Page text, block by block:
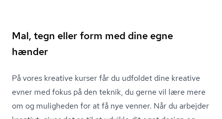
Mal, tegn eller form med dine egne
hænder
På vores kreative kurser får du udfoldet dine kreative
evner med fokus på den teknik, du gerne vil lære mere
om og muligheden for at få nye venner. Når du arbejder